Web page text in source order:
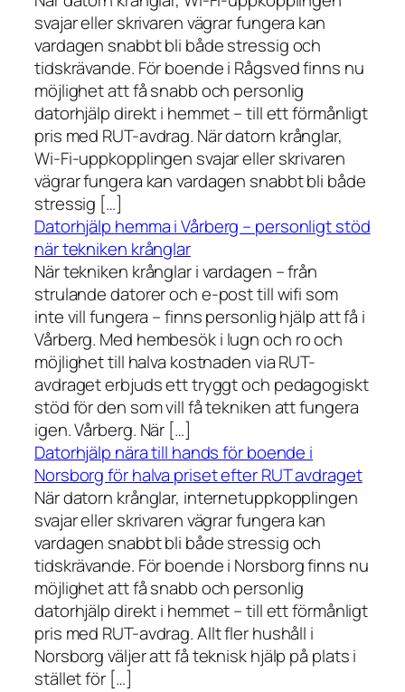
svajar eller skrivaren vägrar fungera kan
vardagen snabbt bli både stressig och
tidskrävande. För boende i Rågsved finns nu
möjlighet att få snabb och personlig
datorhjälp direkt i hemmet – till ett förmånligt
pris med RUT-avdrag. När datorn krånglar,
Wi-Fi-uppkopplingen svajar eller skrivaren
vägrar fungera kan vardagen snabbt bli både
stressig […]
Datorhjälp hemma i Vårberg – personligt stöd
när tekniken krånglar
När tekniken krånglar i vardagen – från
strulande datorer och e-post till wifi som
inte vill fungera – finns personlig hjälp att få i
Vårberg. Med hembesök i lugn och ro och
möjlighet till halva kostnaden via RUT-
avdraget erbjuds ett tryggt och pedagogiskt
stöd för den som vill få tekniken att fungera
igen. Vårberg. När […]
Datorhjälp nära till hands för boende i
Norsborg för halva priset efter RUT avdraget
När datorn krånglar, internetuppkopplingen
svajar eller skrivaren vägrar fungera kan
vardagen snabbt bli både stressig och
tidskrävande. För boende i Norsborg finns nu
möjlighet att få snabb och personlig
datorhjälp direkt i hemmet – till ett förmånligt
pris med RUT-avdrag. Allt fler hushåll i
Norsborg väljer att få teknisk hjälp på plats i
stället för […]